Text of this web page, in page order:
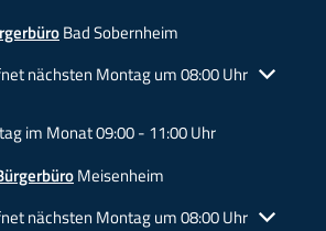
Bad Sobernheim
Öffnungs- oder Schließzeiten
nächsten Montag um 08:00 Uhr
im Monat 09:00 - 11:00 Uhr
Meisenheim
Öffnungs- oder Schließzeiten
nächsten Montag um 08:00 Uhr